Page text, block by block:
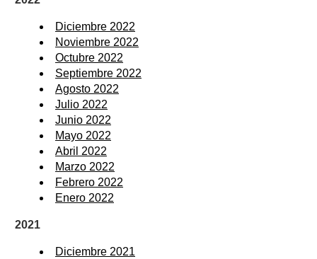
Diciembre 2022
Noviembre 2022
Octubre 2022
Septiembre 2022
Agosto 2022
Julio 2022
Junio 2022
Mayo 2022
Abril 2022
Marzo 2022
Febrero 2022
Enero 2022
2021
Diciembre 2021